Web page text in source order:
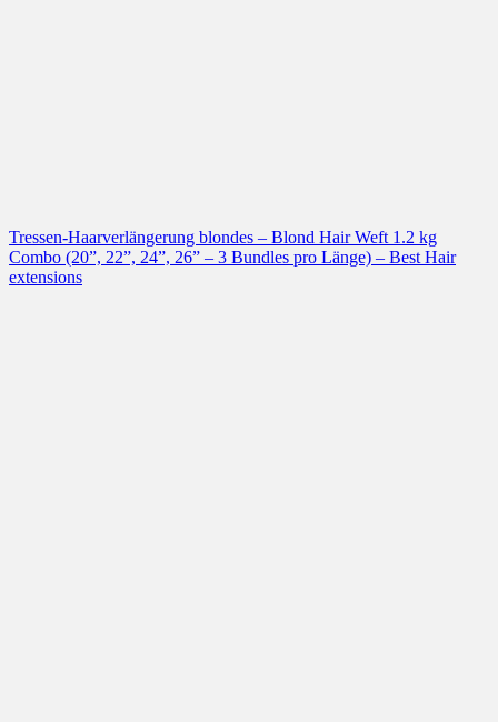
Tressen-Haarverlängerung blondes – Blond Hair Weft 1.2 kg
Combo (20”, 22”, 24”, 26” – 3 Bundles pro Länge) – Best Hair
extensions